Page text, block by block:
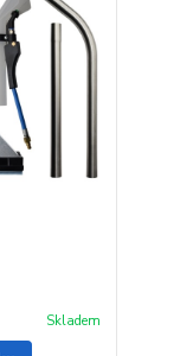
Skladem